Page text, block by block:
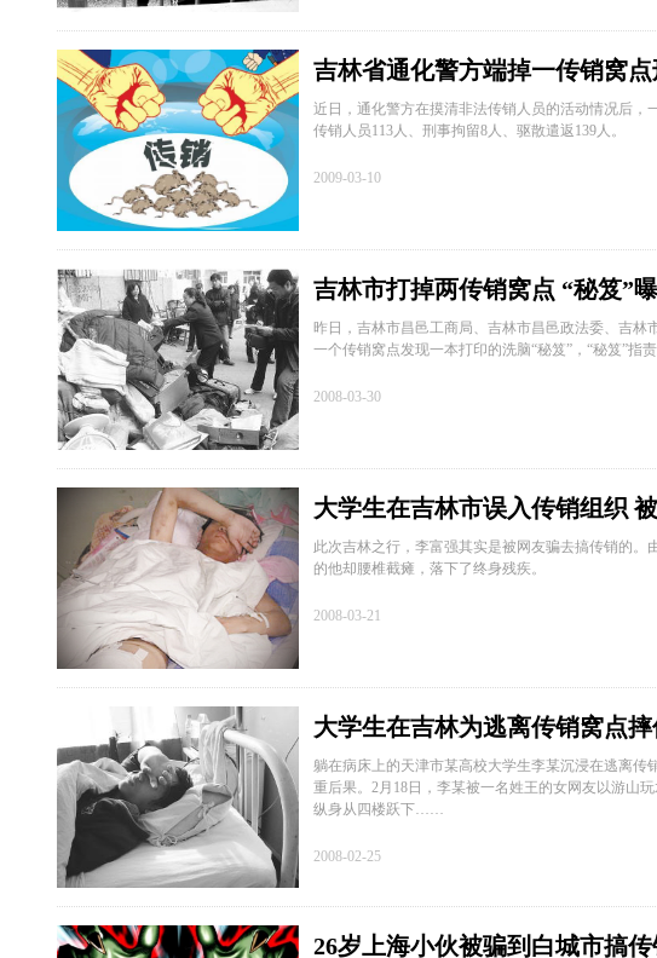
吉林省通化警方端掉一传销窝点
近日，通化警方在摸清非法传销人员的活动情况后
传销人员113人、刑事拘留8人、驱散遣返139人。
2009-03-10
吉林市打掉两传销窝点 “秘笈”
昨日，吉林市昌邑工商局、吉林市昌邑政法委、吉
一个传销窝点发现一本打印的洗脑“秘笈”，“秘笈”指
2008-03-30
大学生在吉林市误入传销组织
此次吉林之行，李富强其实是被网友骗去搞传销的。
的他却腰椎截瘫，落下了终身残疾。
2008-03-21
大学生在吉林为逃离传销窝点
躺在病床上的天津市某高校大学生李某沉浸在逃离
重后果。2月18日，李某被一名姓王的女网友以游山
纵身从四楼跃下……
2008-02-25
26岁上海小伙被骗到白城市搞